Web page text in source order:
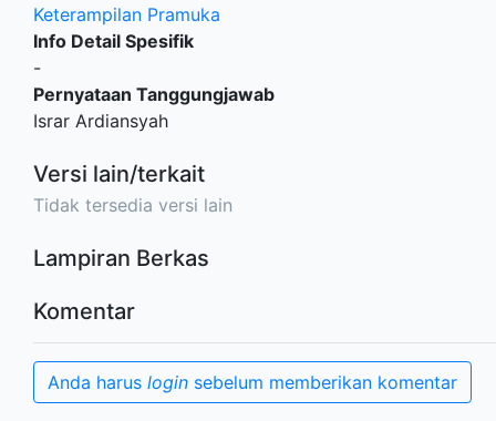
Keterampilan Pramuka
Info Detail Spesifik
-
Pernyataan Tanggungjawab
Israr Ardiansyah
Versi lain/terkait
Tidak tersedia versi lain
Lampiran Berkas
Komentar
Anda harus login sebelum memberikan komentar